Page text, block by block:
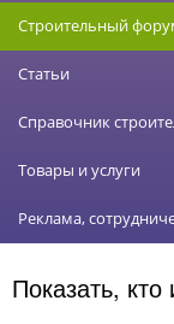
Строительный
Статьи
Справочник
Товары и услуги
Реклама,
Показать,